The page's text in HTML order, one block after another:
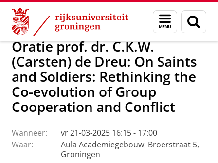
Skip
Content
Skip
Navigation
Menu
en
zoeken
Over ons Actueel Evenementen Oraties
Oratie prof. dr. C.K.W.
(Carsten) de Dreu: On Saints
and Soldiers: Rethinking the
Co-evolution of Group
Cooperation and Conflict
Wanneer:
vr 21-03-2025 16:15 - 17:00
Waar:
Aula Academiegebouw, Broerstraat 5,
Groningen